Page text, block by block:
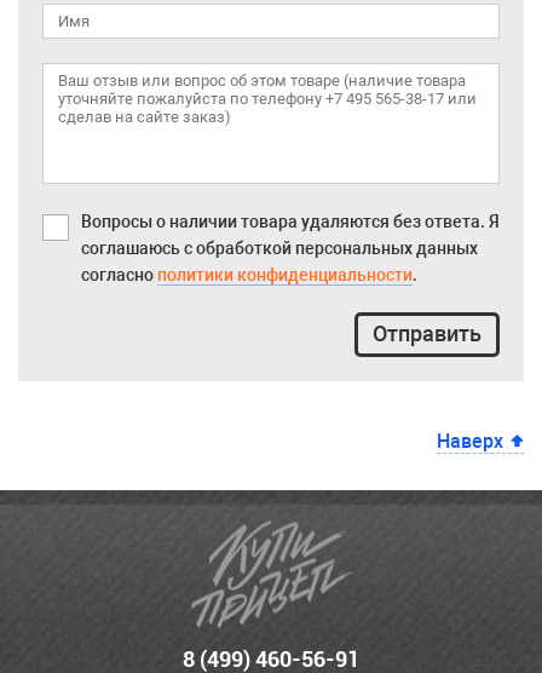
Вопросы о наличии товара удаляются без ответа. Я
соглашаюсь с обработкой персональных данных
согласно политики конфиденциальности.
Отправить
Наверх
8 (499) 460-56-91